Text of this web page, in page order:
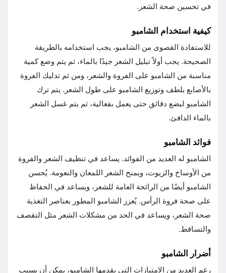
في تحسين صحة الشعر.
كيفية استخدام الشامبو
للاستفادة القصوى من الشامبو، يجب استخدامه بالطريقة
الصحيحة. يجب أولاً تبليل الشعر جيدًا بالماء، ثم يتم وضع كمية
مناسبة من الشامبو على الفروة والشعر، ومن ثم تدليك الفروة
بالأصابع بلطف وتوزيع الشامبو على طول الشعر. يتم ترك
الشامبو لبضع دقائق حتى يعمل بفعالية، ثم يتم غسل الشعر
بالماء الدافئ.
فوائد الشامبو
الشامبو له العديد من الفوائد. يساعد في تنظيف الشعر والفروة
من الأوساخ والزيوت، ويمنح الشعر اللمعان والنعومة. يُحسن
الشامبو أيضًا من الرائحة العامة للشعر، ويساعد في الحفاظ
على صحة فروة الرأس. يُعزز الشامبو المطور بعناصر التغذية
صحة الشعر، ويساعد في الحد من مشكلات الشعر مثل التقصف
والتساقط.
أضرار الشامبو
رغم العديد من الامتيازات التي يقدمها الشامبو، يمكن أن يسبب